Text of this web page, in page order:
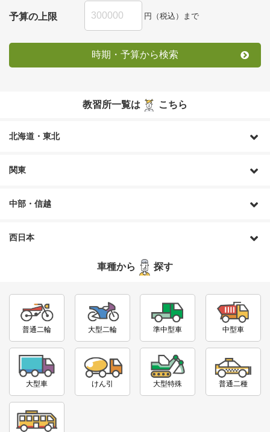
予算の上限 円（税込）まで
時期・予算から検索
教習所一覧は こちら
北海道・東北
関東
中部・信越
西日本
車種から 探す
普通二輪 大型二輪 準中型車 中型車
大型車 けん引 大型特殊 普通二種